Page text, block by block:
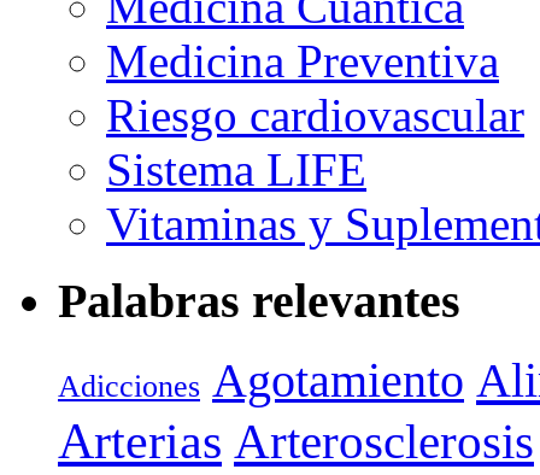
Medicina Preventiva
Riesgo cardiovascular
Sistema LIFE
Vitaminas y
Palabras relevantes
Adicciones Agotamiento
Arterias Arterosclerosis